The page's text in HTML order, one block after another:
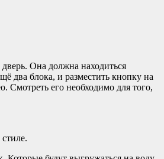
Она должна находиться
два блока, и разместить кнопку на
Смотреть его необходимо для того,